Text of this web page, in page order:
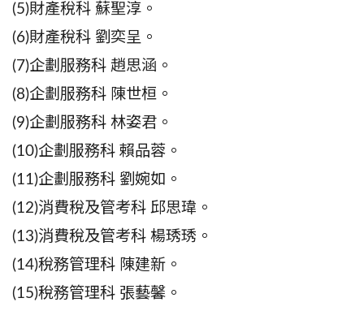
(5)財產稅科 蘇聖淳。
(6)財產稅科 劉奕呈。
(7)企劃服務科 趙思涵。
(8)企劃服務科 陳世桓。
(9)企劃服務科 林姿君。
(10)企劃服務科 賴品蓉。
(11)企劃服務科 劉婉如。
(12)消費稅及管考科 邱思瑋。
(13)消費稅及管考科 楊琇琇。
(14)稅務管理科 陳建新。
(15)稅務管理科 張藝馨。